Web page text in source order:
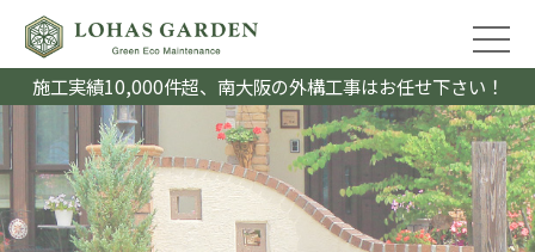
施工実績10,000件超、南大阪の外構工事はお任せ下さい！